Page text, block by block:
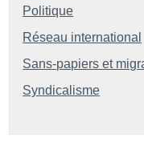
Politique
Réseau international
Sans-papiers et
Syndicalisme